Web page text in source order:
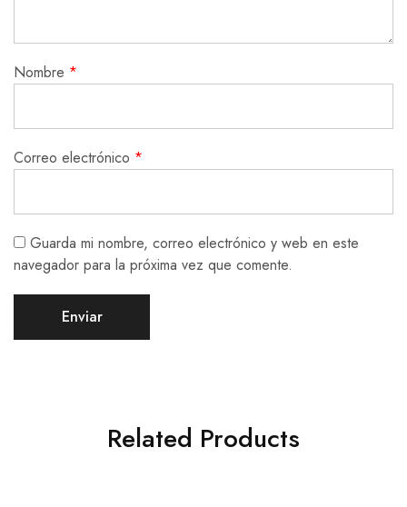
Nombre *
Correo electrónico *
Guarda mi nombre, correo electrónico y web en este
navegador para la próxima vez que comente.
Related Products